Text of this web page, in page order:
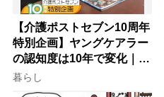
【介護ポストセブン10周年
特別企画】ヤングケアラー
の認知度は10年で変化｜流
行語大賞にノミネート、法
律にも明記されたが果たし
暮らし